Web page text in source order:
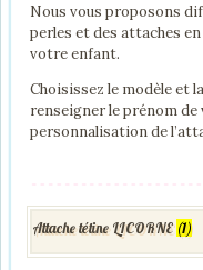
Nous vous proposons
perles et des attaches
votre enfant.
Choisissez le modèle et
renseigner le prénom
personnalisation de
Attache tétine LICORNE(1)